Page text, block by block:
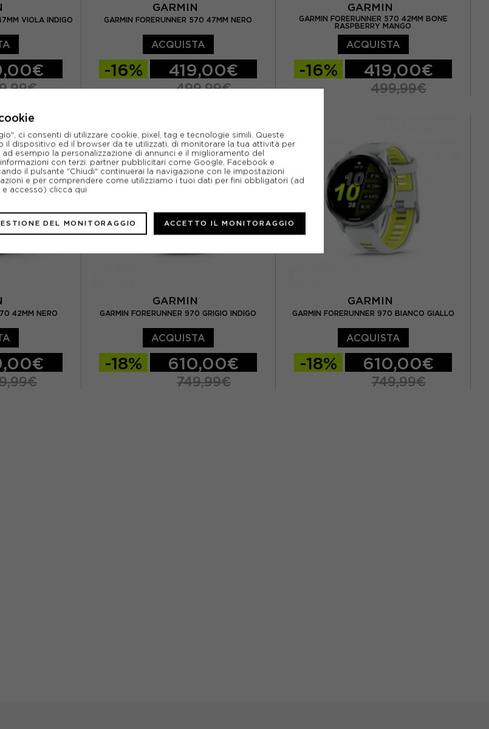
VIOLA INDIGO
GARMIN
GARMIN FORERUNNER 570 47MM NERO
ACQUISTA
-16% 419,00€
499,99€
GARMIN
GARMIN FORERUNNER 570 42MM BONE
RASPBERRY MANGO
ACQUISTA
-16% 419,00€
499,99€
42MM NERO
GARMIN
GARMIN FORERUNNER 970 GRIGIO INDIGO
ACQUISTA
-18% 610,00€
749,99€
GARMIN
GARMIN FORERUNNER 970 BIANCO GIALLO
ACQUISTA
-18% 610,00€
749,99€
ci consenti di utilizzare cookie, pixel, tag e tecnologie simili. Queste
il dispositivo ed il browser da te utilizzati, di monitorare la tua attività per
esempio la personalizzazione di annunci e il miglioramento del
con terzi: partner pubblicitari come Google, Facebook e
il pulsante "Chiudi" continuerai la navigazione con le impostazioni
e per comprendere come utilizziamo i tuoi dati per fini obbligatori (ad
e accesso) clicca qui
DEL MONITORAGGIO ACCETTO IL MONITORAGGIO